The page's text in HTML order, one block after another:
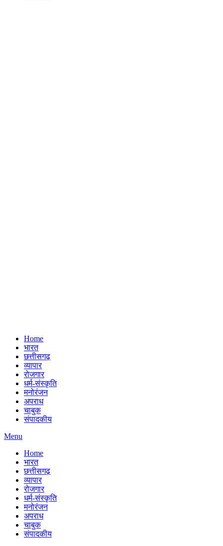
Home
भारत
छत्तीसगढ़
व्यापार
रोजगार
धर्म-संस्कृति
मनोरंजन
अपराध
चाबुक
संपादकीय
Menu
Home
भारत
छत्तीसगढ़
व्यापार
रोजगार
धर्म-संस्कृति
मनोरंजन
अपराध
चाबुक
संपादकीय